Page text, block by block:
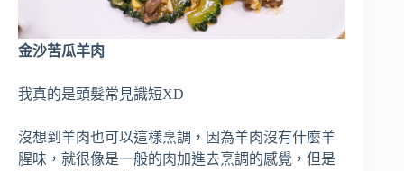
金沙苦瓜羊肉
我真的是頭髮常見識短XD
沒想到羊肉也可以這樣烹調，因為羊肉沒有什麼羊
腥味，就很像是一般的肉加進去烹調的感覺，但是